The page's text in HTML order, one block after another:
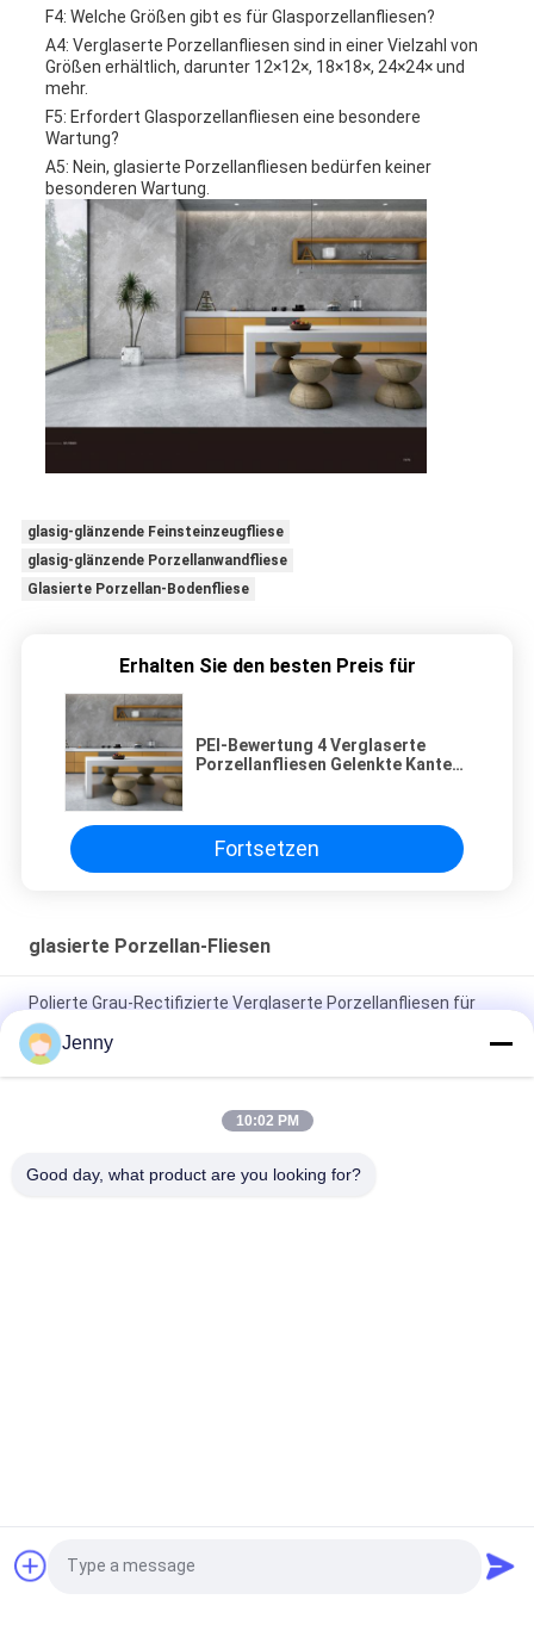
F4: Welche Größen gibt es für Glasporzellanfliesen?
A4: Verglaserte Porzellanfliesen sind in einer Vielzahl von
Größen erhältlich, darunter 12×12×, 18×18×, 24×24× und
mehr.
F5: Erfordert Glasporzellanfliesen eine besondere
Wartung?
A5: Nein, glasierte Porzellanfliesen bedürfen keiner
besonderen Wartung.
glasig-glänzende Feinsteinzeugfliese
glasig-glänzende Porzellanwandfliese
Glasierte Porzellan-Bodenfliese
Erhalten Sie den besten Preis für
PEI-Bewertung 4 Verglaserte
Porzellanfliesen Gelenkte Kanten
Fortsetzen
glasierte Porzellan-Fliesen
Polierte Grau-Rectifizierte Verglaserte Porzellanfliesen für
Wohn- / Gewerbezwecke
Glanzverglasete, gerechte Porzellanfliesen mit polierten
Oberflächen mit geringer Wasserabsorption PEI 4
Finish Mit 0,05% Wasserabsorption
Zement-Blick-
Porzellan-Fliese Fordern Sie ein Angebot
Jenny
10:02 PM
Good day, what product are you looking for?